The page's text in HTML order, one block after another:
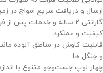
ارسال و دریافت سریع امواج در
کیفیت و عملکرد
قابلیت کاوش در مناطق آلوده
و جنگل ها